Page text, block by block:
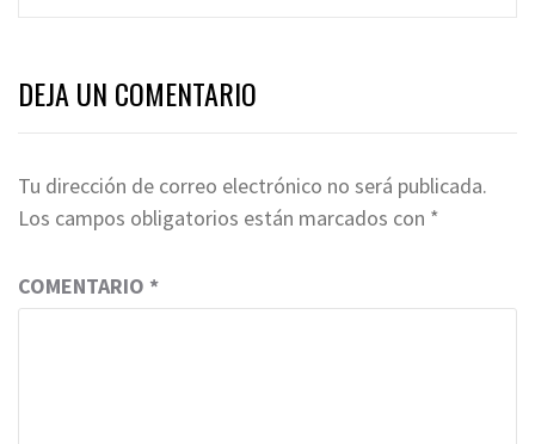
DEJA UN COMENTARIO
Tu dirección de correo electrónico no será publicada.
Los campos obligatorios están marcados con *
COMENTARIO *